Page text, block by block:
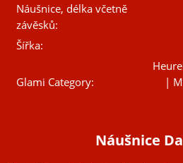
Náušnice, délka včetně
závěsků:
Šířka:
Glami Category:
|
Náušnice